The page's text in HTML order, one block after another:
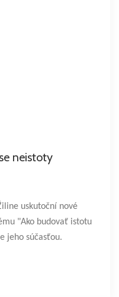
neistoty
uskutoční nové
"Ako budovať istotu
jeho súčasťou.